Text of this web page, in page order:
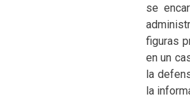
se
figuras
en un
la
la